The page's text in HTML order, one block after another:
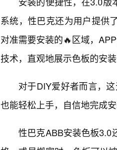
系统，性巴克还为用户提供
对准需要安装的🔥区域，
技术，直观地展示色板的安装
对于DIY爱好者而言，
也能轻松上手，自信地完成
性巴克ABB安装色板3.0